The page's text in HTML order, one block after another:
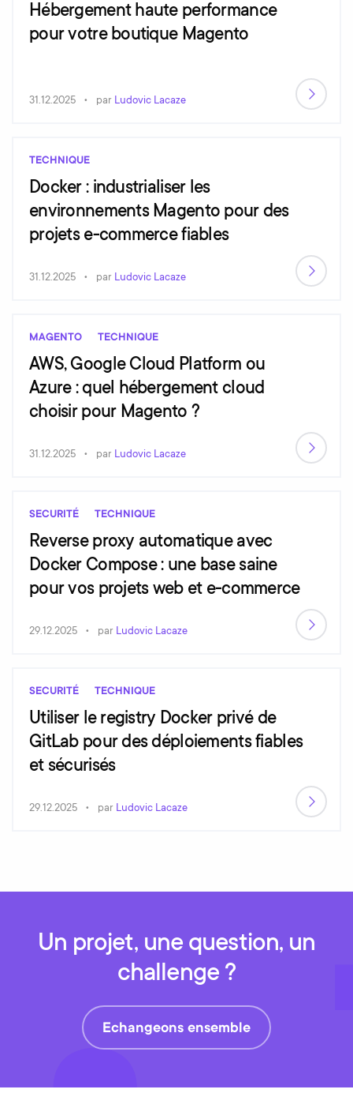
Hébergement haute performance
pour votre boutique Magento
31.12.2025 par Ludovic Lacaze
TECHNIQUE
Docker : industrialiser les
environnements Magento pour des
projets e-commerce fiables
31.12.2025 par Ludovic Lacaze
MAGENTO TECHNIQUE
AWS, Google Cloud Platform ou
Azure : quel hébergement cloud
choisir pour Magento ?
31.12.2025 par Ludovic Lacaze
SECURITÉ TECHNIQUE
Reverse proxy automatique avec
Docker Compose : une base saine
pour vos projets web et e-commerce
29.12.2025 par Ludovic Lacaze
SECURITÉ TECHNIQUE
Utiliser le registry Docker privé de
GitLab pour des déploiements fiables
et sécurisés
29.12.2025 par Ludovic Lacaze
Un projet, une question, un
challenge ?
Echangeons ensemble